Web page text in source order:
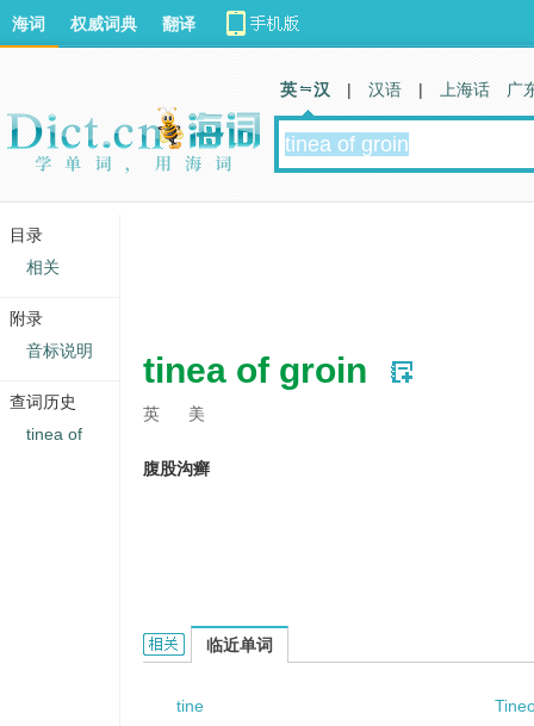
tinea of groin
英 美
腹股沟癣
Tinea of groin的相关资料：
临近单词
tine
海词 权威词典 翻译
英 汉 | 汉语 | 上海话 广
目录
相关
附录
音标说明
查词历史
tinea of